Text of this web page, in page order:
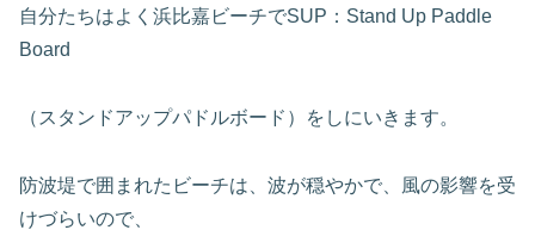
自分たちはよく浜比嘉ビーチでSUP：Stand Up Paddle
Board
（スタンドアップパドルボード）をしにいきます。
防波堤で囲まれたビーチは、波が穏やかで、風の影響を受
けづらいので、